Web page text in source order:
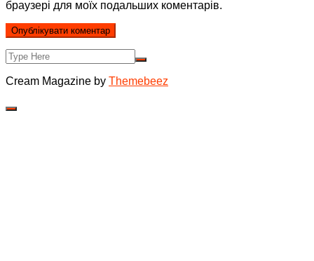
браузері для моїх подальших коментарів.
Cream Magazine by Themebeez